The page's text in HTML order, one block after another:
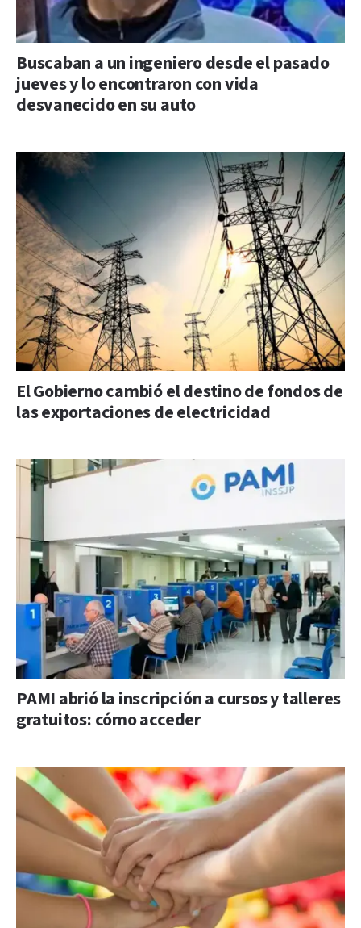
Buscaban a un ingeniero desde el pasado
jueves y lo encontraron con vida
desvanecido en su auto
El Gobierno cambió el destino de fondos de
las exportaciones de electricidad
PAMI abrió la inscripción a cursos y talleres
gratuitos: cómo acceder